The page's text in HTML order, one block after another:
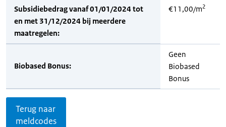
Subsidiebedrag vanaf 01/01/2024 tot
en met 31/12/2024 bij meerdere
maatregelen:
€11,00/m2
Biobased Bonus:
Geen
Biobased
Bonus
Terug naar
meldcodes